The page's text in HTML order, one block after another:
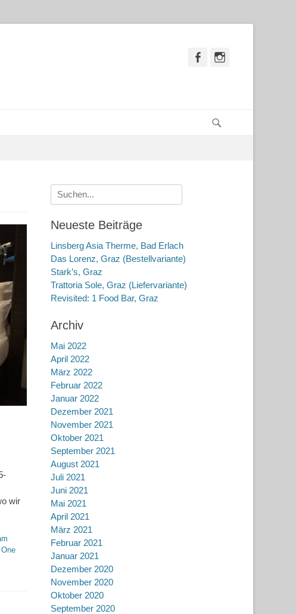
Facebook
wir
Suche
nach:
Neueste Beiträge
Linsberg Asia Therme, Bad Erlach
Das Lorenz, Graz (Bestellvariante)
Stark’s, Graz
Trattoria Sole, Graz (Liefervariante)
Revisited: 1 Food Bar, Graz
Archiv
Mai 2022
April 2022
März 2022
Februar 2022
Januar 2022
Dezember 2021
November 2021
Oktober 2021
September 2021
August 2021
Juli 2021
Juni 2021
Mai 2021
April 2021
März 2021
Februar 2021
Januar 2021
Dezember 2020
November 2020
Oktober 2020
September 2020